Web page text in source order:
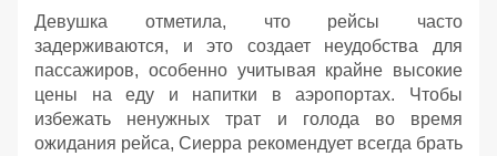
Девушка отметила, что рейсы часто
задерживаются, и это создает неудобства для
пассажиров, особенно учитывая крайне высокие
цены на еду и напитки в аэропортах. Чтобы
избежать ненужных трат и голода во время
ожидания рейса, Сиеррa рекомендует всегда брать